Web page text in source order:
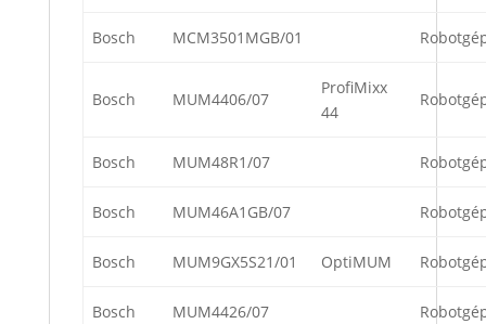
Bosch MCM3501MGB/01
Bosch MUM4406/07
ProfiMixx
44
Bosch MUM48R1/07
Bosch MUM46A1GB/07
Bosch MUM9GX5S21/01 OptiMUM
Bosch MUM4426/07